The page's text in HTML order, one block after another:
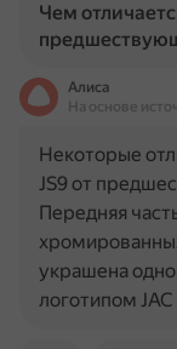
Чем
Алиса
На основе
Некоторые
JS9 от
Передняя
украшена
логотипом